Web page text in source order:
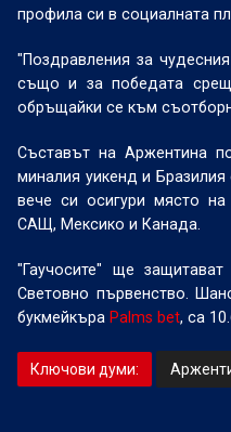
профила си в социалната
"Поздравления за
също и за победата
обръщайки се към
Съставът на Аржентина
миналия уикенд и
вече си осигури място
САЩ, Мексико и Канада.
"Гаучосите" ще
Световно първенство.
букмейкъра Palms bet, са
Ключови думи: